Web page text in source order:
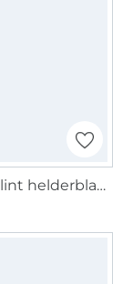
Satijnen lint helderblauw (6 mm)